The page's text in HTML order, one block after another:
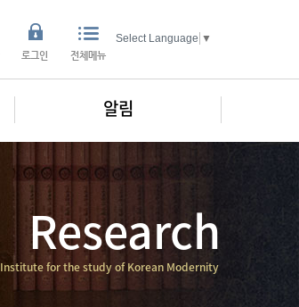
Select Language ▼
전체메뉴
로그인
알림
Research
Institute for the study of Korean Modernity